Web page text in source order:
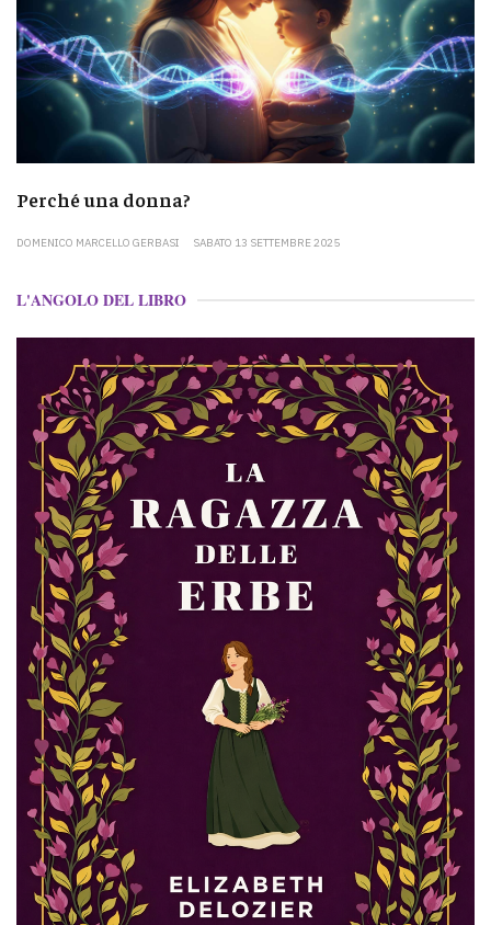
Perché una donna?
DOMENICO MARCELLO GERBASI SABATO 13 SETTEMBRE 2025
L'ANGOLO DEL LIBRO